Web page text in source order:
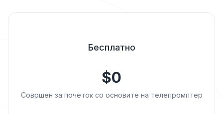
Бесплатно
$0
Совршен за почеток со основите на телепромптер